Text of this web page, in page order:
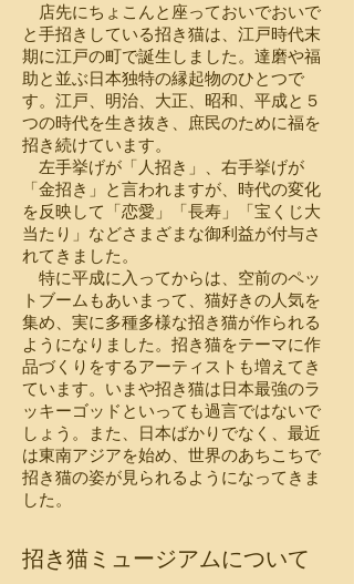
店先にちょこんと座っておいでおいで
と手招きしている招き猫は、江戸時代末
期に江戸の町で誕生しました。達磨や福
助と並ぶ日本独特の縁起物のひとつで
す。江戸、明治、大正、昭和、平成と５
つの時代を生き抜き、庶民のために福を
招き続けています。
左手挙げが「人招き」、右手挙げが
「金招き」と言われますが、時代の変化
を反映して「恋愛」「長寿」「宝くじ大
当たり」などさまざまな御利益が付与さ
れてきました。
特に平成に入ってからは、空前のペッ
トブームもあいまって、猫好きの人気を
集め、実に多種多様な招き猫が作られる
ようになりました。招き猫をテーマに作
品づくりをするアーティストも増えてき
ています。いまや招き猫は日本最強のラ
ッキーゴッドといっても過言ではないで
しょう。また、日本ばかりでなく、最近
は東南アジアを始め、世界のあちこちで
招き猫の姿が見られるようになってきま
した。
招き猫ミュージアムについて